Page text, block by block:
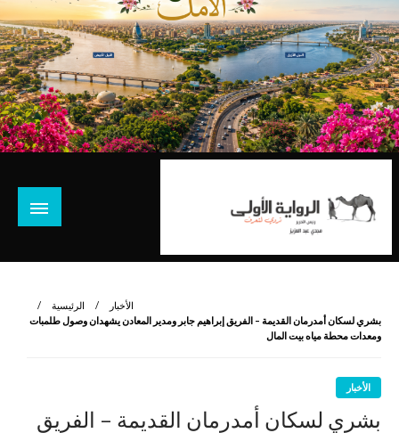
نروي لتعرف
الرئيسية
الأخبار
بشري لسكان أمدرمان القديمة – الفريق إبراهيم جابر ومدير المعادن يشهدان وصول طلمبات
ومعدات محطة مياه بيت المال
الأخبار
بشري لسكان أمدرمان القديمة – الفريق